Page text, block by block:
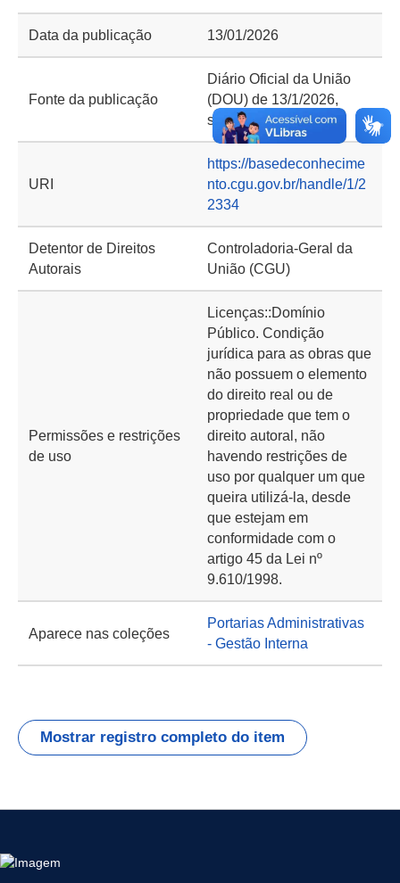
Data da publicação 13/01/2026
Fonte da publicação
Diário Oficial da União
(DOU) de 13/1/2026,
seção 2, página 51
URI
https://basedeconhecime
nto.cgu.gov.br/handle/1/2
2334
Detentor de Direitos
Autorais
Controladoria-Geral da
União (CGU)
Permissões e restrições
de uso
Licenças::Domínio
Público. Condição
jurídica para as obras que
não possuem o elemento
do direito real ou de
propriedade que tem o
direito autoral, não
havendo restrições de
uso por qualquer um que
queira utilizá-la, desde
que estejam em
conformidade com o
artigo 45 da Lei nº
9.610/1998.
Aparece nas coleções
Portarias Administrativas
- Gestão Interna
Mostrar registro completo do item